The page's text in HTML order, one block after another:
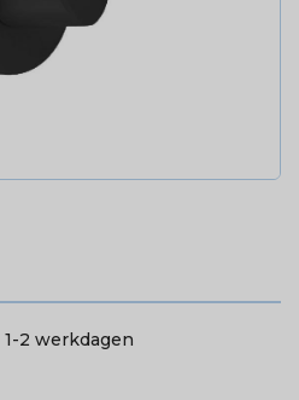
1-2 werkdagen